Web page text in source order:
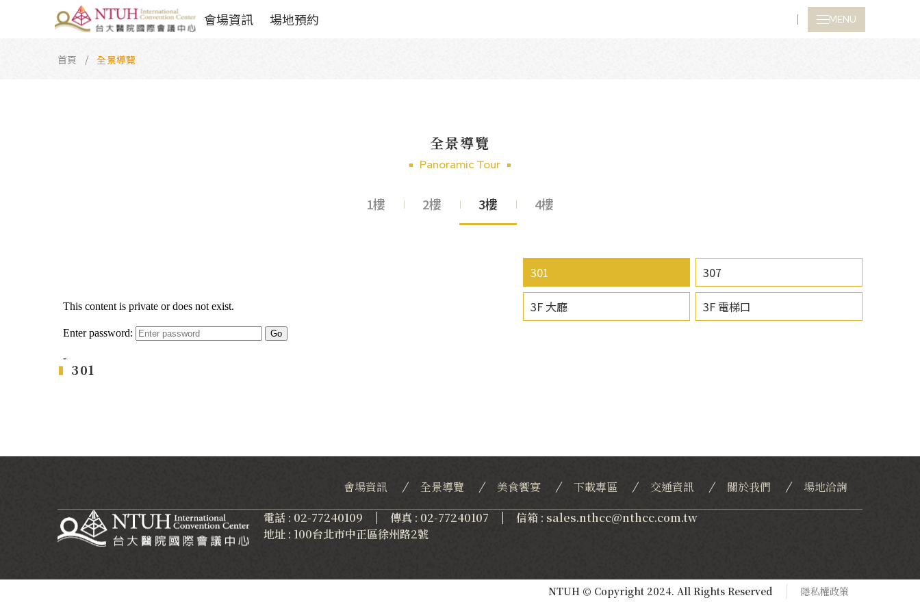
會場資訊 場地預約 MENU
CLOSE
首頁 全景導覽
全景導覽
Panoramic Tour
1樓 2樓 3樓 4樓
301
301 307
3F 大廳 3F 電梯口
會場資訊 全景導覽 美食饗宴 下載專區 交通資訊 關於我們
場地洽詢
電話 : 02-77240109
傳真 : 02-77240107
信箱 : sales.nthcc@nthcc.com.tw
地址 : 100台北市中正區徐州路2號
NTUH © Copyright 2024. All Rights Reserved 隱私權政策